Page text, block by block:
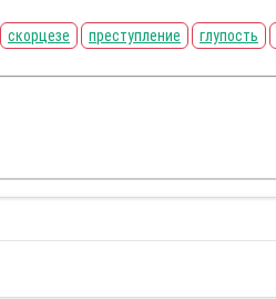
скорцезе преступление глупость